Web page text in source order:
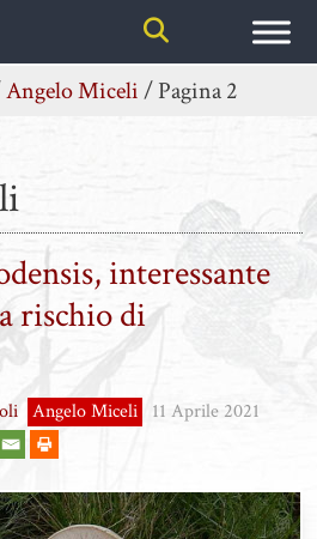
Angelo Miceli/Pagina 2
interessante
rischio di
Angelo Miceli
11 Aprile 2021